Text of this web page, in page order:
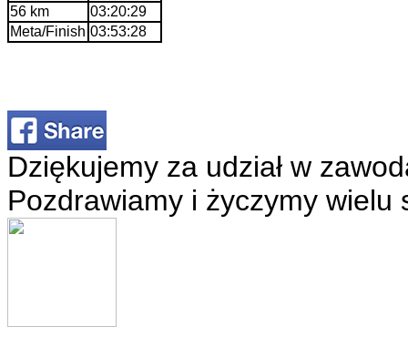
56 km
03:20:29
Meta/Finish 03:53:28
Dziękujemy za udział w
Pozdrawiamy i życzymy wielu